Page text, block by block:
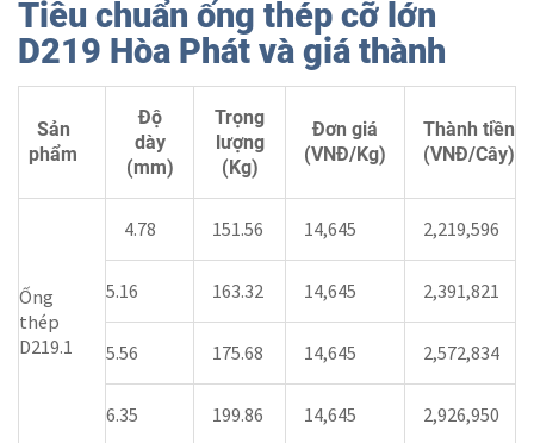
Tiêu chuẩn ống thép cỡ lớn
D219 Hòa Phát và giá thành
Sản
phẩm
Độ
dày
(mm)
Trọng
lượng
(Kg)
Đơn giá
(VNĐ/Kg)
Thành tiền
(VNĐ/Cây)
Ống
thép
D219.1
4.78 151.56 14,645 2,219,596
5.16 163.32 14,645 2,391,821
5.56 175.68 14,645 2,572,834
6.35 199.86 14,645 2,926,950